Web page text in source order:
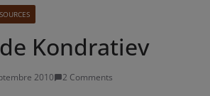
Kondratiev
2010 2 Comments